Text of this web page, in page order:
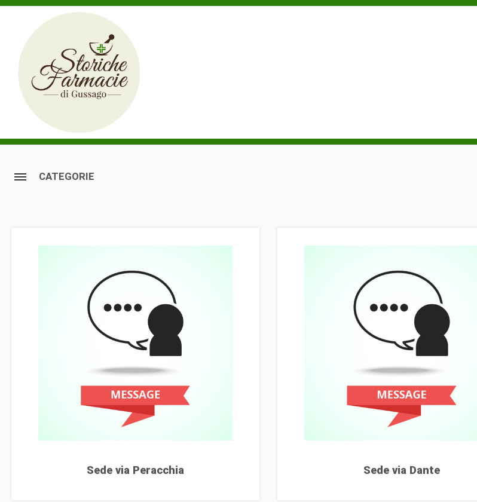
CATEGORIE
Sede via Peracchia Sede via Dante